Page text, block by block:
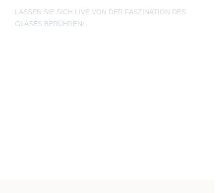
LASSEN SIE SICH LIVE VON DER FASZINATION DES
GLASES BERÜHREN!